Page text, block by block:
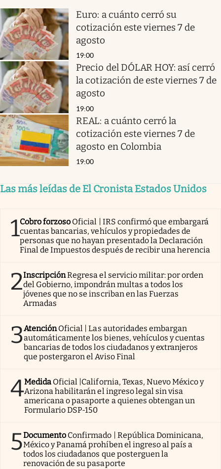
Euro: a cuánto cerró su
cotización este viernes 7 de
agosto
19:00
Precio del DÓLAR HOY: así cerró
la cotización de este viernes 7 de
agosto
19:00
REAL: a cuánto cerró la
cotización este viernes 7 de
agosto en Colombia
19:00
Las más leídas de El Cronista Estados Unidos
1Cobro forzoso Oficial | IRS confirmó que embargará
cuentas bancarias, vehículos y propiedades de
personas que no hayan presentado la Declaración
Final de Impuestos después de recibir una herencia
2InscripciónRegresa el servicio militar: por orden
del Gobierno, impondrán multas a todos los
jóvenes que no se inscriban en las Fuerzas
Armadas
3AtenciónOficial | Las autoridades embargan
automáticamente los bienes, vehículos y cuentas
bancarias de todos los ciudadanos y extranjeros
que postergaron el Aviso Final
4Medida Oficial |California, Texas, Nuevo México y
Arizona habilitarán el ingreso legal sin visa
americana o pasaporte a quienes obtengan un
Formulario DSP-150
5Documento Confirmado | República Dominicana,
México y Panamá prohíben el ingreso al país a
todos los ciudadanos que posterguen la
renovación de su pasaporte